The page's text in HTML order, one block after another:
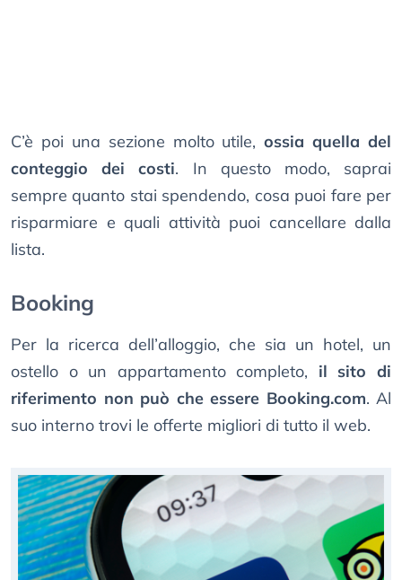
C’è poi una sezione molto utile,ossia quella del
conteggio dei costi. In questo modo, saprai
sempre quanto stai spendendo, cosa puoi fare per
risparmiare e quali attività puoi cancellare dalla
lista.
Booking
Per la ricerca dell’alloggio, che sia un hotel, un
ostello o un appartamento completo, il sito di
riferimento non può che essere Booking.com. Al
suo interno trovi le offerte migliori di tutto il web.